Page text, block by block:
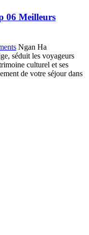
06 Meilleurs
Ngan Ha
séduit les voyageurs
culturel et ses
de votre séjour dans